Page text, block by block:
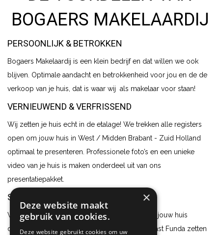
BOGAERS MAKELAARDIJ
PERSOONLIJK & BETROKKEN
Bogaers Makelaardij is een klein bedrijf en dat willen we ook
blijven. Optimale aandacht en betrokkenheid voor jou en de de
verkoop van je huis, dat is waar wij als makelaar voor staan!
VERNIEUWEND & VERFRISSEND
Wij zetten je huis echt in de etalage! We trekken alle registers
open om jouw huis in West / Midden Brabant - Zuid Holland
optimaal te presenteren. Professionele foto’s en een unieke
video van je huis is maken onderdeel uit van ons
presentatiepakket.
STERK IN ONLINE MARKETING
Wij hebben als makelaar alle kennis in huis om jouw huis
optimaal vindbaar te maken op het internet. Naast Funda zetten
×
Deze website maakt
gebruik van cookies.
Deze website gebruikt cookies om uw